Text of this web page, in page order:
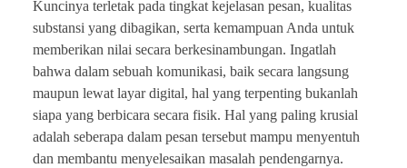
Kuncinya terletak pada tingkat kejelasan pesan, kualitas
substansi yang dibagikan, serta kemampuan Anda untuk
memberikan nilai secara berkesinambungan. Ingatlah
bahwa dalam sebuah komunikasi, baik secara langsung
maupun lewat layar digital, hal yang terpenting bukanlah
siapa yang berbicara secara fisik. Hal yang paling krusial
adalah seberapa dalam pesan tersebut mampu menyentuh
dan membantu menyelesaikan masalah pendengarnya.